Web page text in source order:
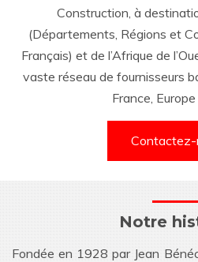
Construction, à
(Départements, Régions et
Français) et de l’Afrique de
vaste réseau de fournisseurs
France,
Contactez-
Notre
Fondée en 1928 par Jean